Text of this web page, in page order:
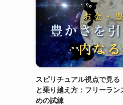
スピリチュアル視点で見
と乗り越え方：フリーラン
めの試練